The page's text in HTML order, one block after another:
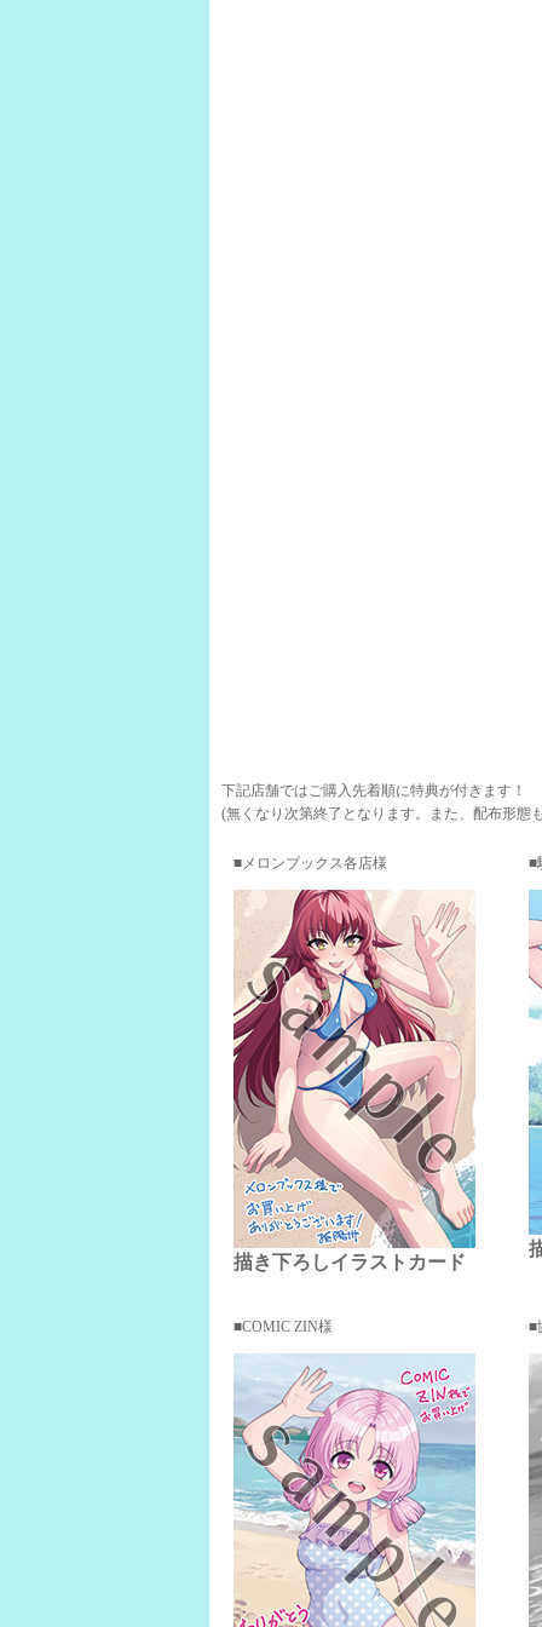
下記店舗ではご購入先着順に特典が付きます！
(無くなり次第終了となります。また、配布形態
メロンブックス各店様
描き下ろしイラストカード
COMIC ZIN様